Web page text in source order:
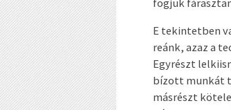
E tekintetben
reánk, azaz a
Egyrészt
bízott munkát
másrészt